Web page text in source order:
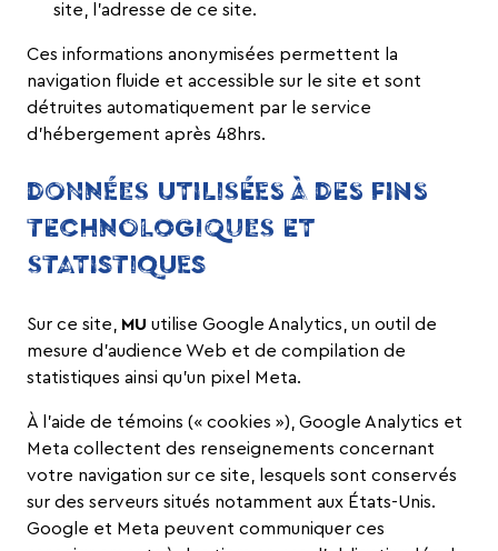
site, l’adresse de ce site.
Ces informations anonymisées permettent la
navigation fluide et accessible sur le site et sont
détruites automatiquement par le service
d’hébergement après 48hrs.
DONNÉES UTILISÉES À DES FINS
TECHNOLOGIQUES ET
STATISTIQUES
Sur ce site, MU utilise Google Analytics, un outil de
mesure d’audience Web et de compilation de
statistiques ainsi qu’un pixel Meta.
À l’aide de témoins (« cookies »), Google Analytics et
Meta collectent des renseignements concernant
votre navigation sur ce site, lesquels sont conservés
sur des serveurs situés notamment aux États-Unis.
Google et Meta peuvent communiquer ces